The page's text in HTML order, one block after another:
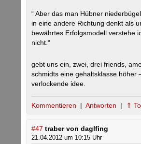
“ Aber das man Hübner
in eine andere Richtung denkt als
bewährtes Erfolgsmodell verstehe
nicht.“
gebt uns ein, zwei, drei friends,
schmidts eine gehaltsklasse höher
verlockende idee.
Kommentieren | Antworten | ⇑
#47 traber von daglfing
21.04.2012 um 10:15 Uhr